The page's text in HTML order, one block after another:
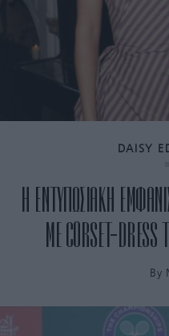
DAISY
H ΕΝΤΥΠΩΣΙΑΚΗ
ΜΕ CORSET-DRESS
By